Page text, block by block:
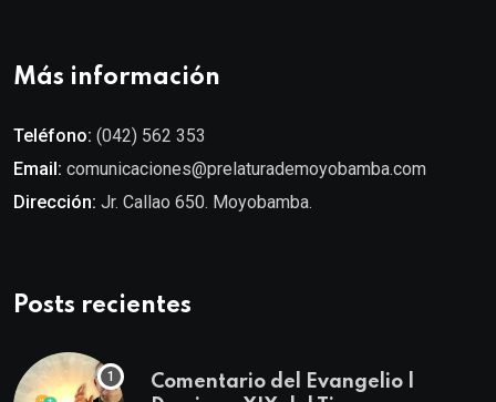
Más información
Teléfono: (042) 562 353
Email: comunicaciones@prelaturademoyobamba.com
Dirección: Jr. Callao 650. Moyobamba.
Posts recientes
Comentario del Evangelio |